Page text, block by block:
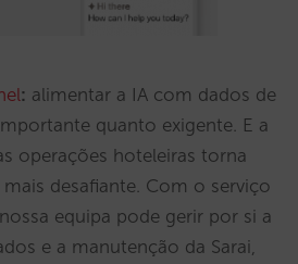
: alimentar a IA com dados de
quanto exigente. E a
operações hoteleiras torna
desafiante. Com o serviço
equipa pode gerir por si a
e a manutenção da Sarai,